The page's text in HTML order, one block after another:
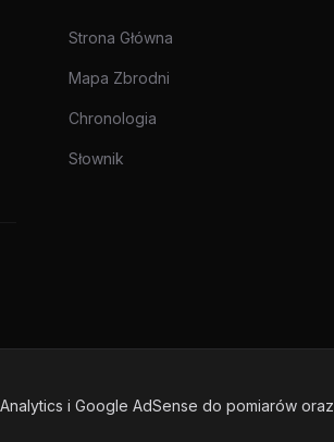
Strona Główna
Mapa Zbrodni
Chronologia
Słownik
i Google AdSense do pomiarów oraz